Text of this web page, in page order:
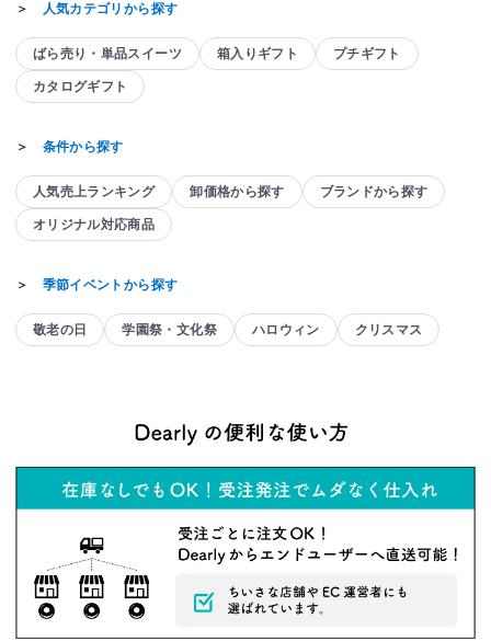
＞ 人気カテゴリから探す
ばら売り・単品スイーツ 箱入りギフト プチギフト
カタログギフト
＞ 条件から探す
人気売上ランキング 卸価格から探す ブランドから探す
オリジナル対応商品
＞ 季節イベントから探す
敬老の日 学園祭・文化祭 ハロウィン クリスマス